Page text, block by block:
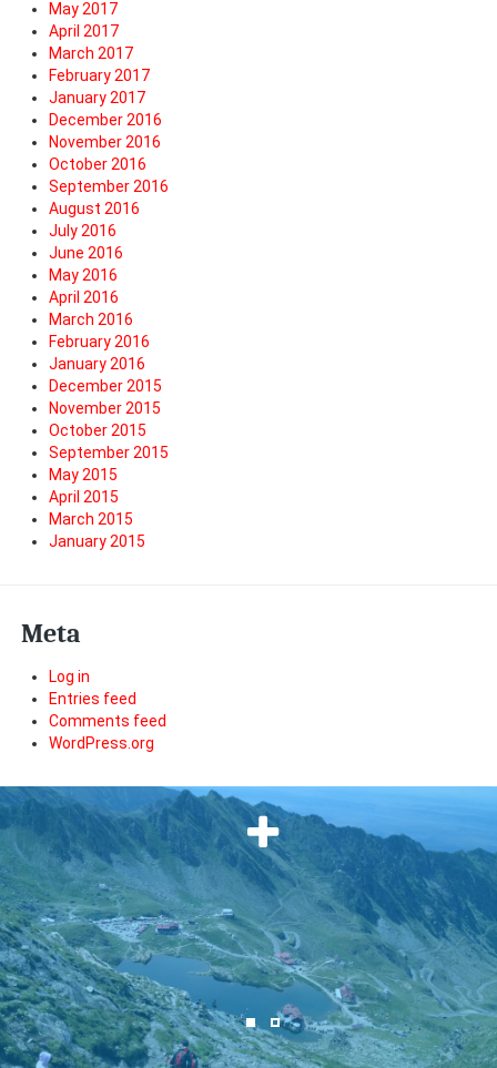
May 2017
April 2017
March 2017
February 2017
January 2017
December 2016
November 2016
October 2016
September 2016
August 2016
July 2016
June 2016
May 2016
April 2016
March 2016
February 2016
January 2016
December 2015
November 2015
October 2015
September 2015
May 2015
April 2015
March 2015
January 2015
Meta
Log in
Entries feed
Comments feed
WordPress.org